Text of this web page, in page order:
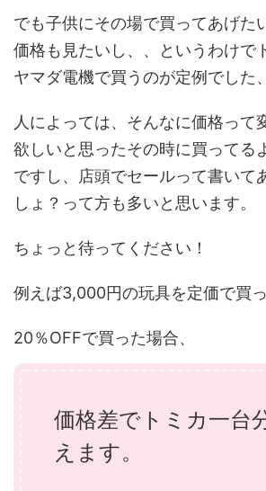
でも子供にその場で買ってあげた
価格も見たいし、、というわけで
ヤマダ電機で買うのが定例でした
人によっては、そんなに価格って
欲しいと思ったその時に買ってる
ですし、店頭でセールって書いて
しょ？って方も多いと思います。
ちょっと待ってください！
例えば3,000円の玩具を定価で買
20％OFFで買った場合、
価格差でトミカ一台
えます。